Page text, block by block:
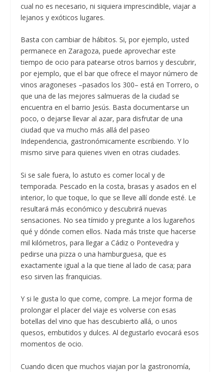
cual no es necesario, ni siquiera imprescindible, viajar a
lejanos y exóticos lugares.
Basta con cambiar de hábitos. Si, por ejemplo, usted
permanece en Zaragoza, puede aprovechar este
tiempo de ocio para patearse otros barrios y descubrir,
por ejemplo, que el bar que ofrece el mayor número de
vinos aragoneses –pasados los 300– está en Torrero, o
que una de las mejores salmueras de la ciudad se
encuentra en el barrio Jesús. Basta documentarse un
poco, o dejarse llevar al azar, para disfrutar de una
ciudad que va mucho más allá del paseo
Independencia, gastronómicamente escribiendo. Y lo
mismo sirve para quienes viven en otras ciudades.
Si se sale fuera, lo astuto es comer local y de
temporada. Pescado en la costa, brasas y asados en el
interior, lo que toque, lo que se lleve allí donde esté. Le
resultará más económico y descubrirá nuevas
sensaciones. No sea tímido y pregunte a los lugareños
qué y dónde comen ellos. Nada más triste que hacerse
mil kilómetros, para llegar a Cádiz o Pontevedra y
pedirse una pizza o una hamburguesa, que es
exactamente igual a la que tiene al lado de casa; para
eso sirven las franquicias.
Y si le gusta lo que come, compre. La mejor forma de
prolongar el placer del viaje es volverse con esas
botellas del vino que has descubierto allá, o unos
quesos, embutidos y dulces. Al degustarlo evocará esos
momentos de ocio.
Cuando dicen que muchos viajan por la gastronomía,